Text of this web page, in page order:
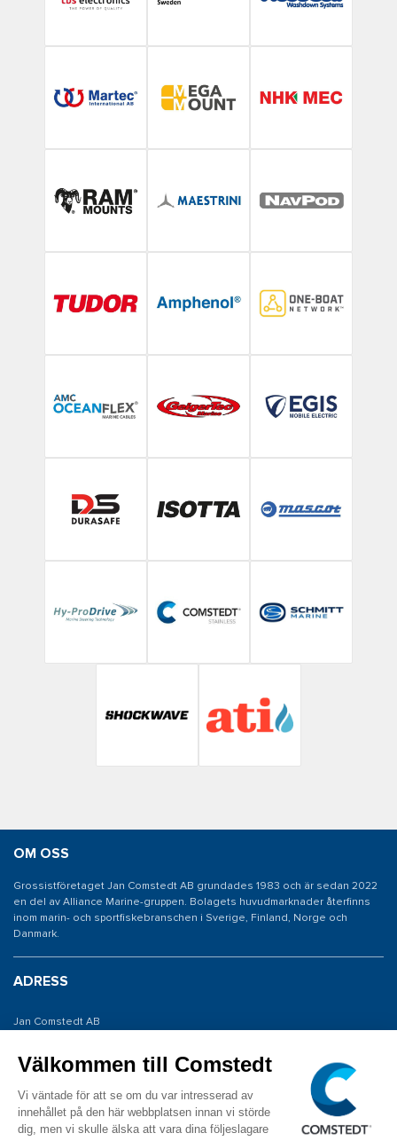
OM OSS
Grossistföretaget Jan Comstedt AB grundades 1983 och är sedan 2022
en del av Alliance Marine-gruppen. Bolagets huvudmarknader återfinns
inom marin- och sportfiskebranschen i Sverige, Finland, Norge och
Danmark.
ADRESS
Jan Comstedt AB
426 53 Västra Frölunda
KONTAKTA OSS